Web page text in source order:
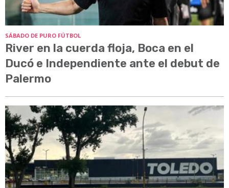
SÁBADO DE PURO FÚTBOL
River en la cuerda floja, Boca en el
Ducó e Independiente ante el debut de
Palermo